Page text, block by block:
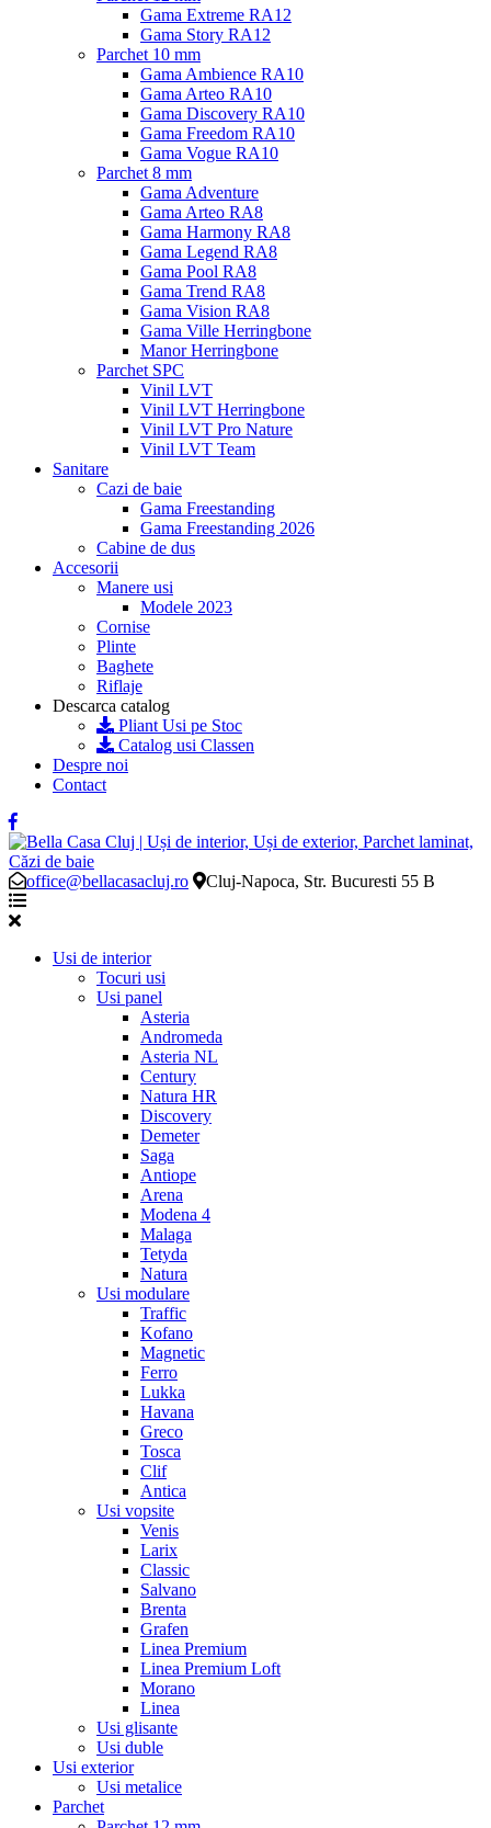
Gama Extreme RA12
Gama Story RA12
Parchet 10 mm
Gama Ambience RA10
Gama Arteo RA10
Gama Discovery RA10
Gama Freedom RA10
Gama Vogue RA10
Parchet 8 mm
Gama Adventure
Gama Arteo RA8
Gama Harmony RA8
Gama Legend RA8
Gama Pool RA8
Gama Trend RA8
Gama Vision RA8
Gama Ville Herringbone
Manor Herringbone
Parchet SPC
Vinil LVT
Vinil LVT Herringbone
Vinil LVT Pro Nature
Vinil LVT Team
Sanitare
Cazi de baie
Gama Freestanding
Gama Freestanding 2026
Cabine de dus
Accesorii
Manere usi
Modele 2023
Cornise
Plinte
Baghete
Riflaje
Descarca catalog
Pliant Usi pe Stoc
Catalog usi Classen
Despre noi
Contact
office@bellacasacluj.ro Cluj-Napoca, Str. Bucuresti 55 B
Usi de interior
Tocuri usi
Usi panel
Asteria
Andromeda
Asteria NL
Century
Natura HR
Discovery
Demeter
Saga
Antiope
Arena
Modena 4
Malaga
Tetyda
Natura
Usi modulare
Traffic
Kofano
Magnetic
Ferro
Lukka
Havana
Greco
Tosca
Clif
Antica
Usi vopsite
Venis
Larix
Classic
Salvano
Brenta
Grafen
Linea Premium
Linea Premium Loft
Morano
Linea
Usi glisante
Usi duble
Usi exterior
Usi metalice
Parchet